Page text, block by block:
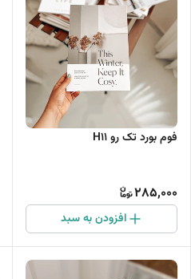
فوم بورد تک رو H11
285,000
افزودن به سبد